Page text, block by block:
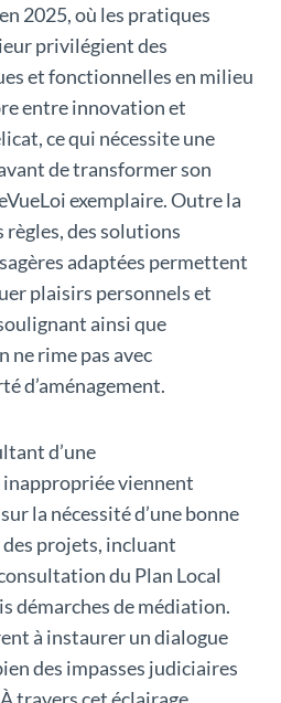
2025, où les pratiques
privilégient des
et fonctionnelles en milieu
entre innovation et
ce qui nécessite une
de transformer son
exemplaire. Outre la
des solutions
adaptées permettent
plaisirs personnels et
ainsi que
ne rime pas avec
d’aménagement.
d’une
viennent
la nécessité d’une bonne
projets, incluant
du Plan Local
démarches de médiation.
à instaurer un dialogue
des impasses judiciaires
travers cet éclairage